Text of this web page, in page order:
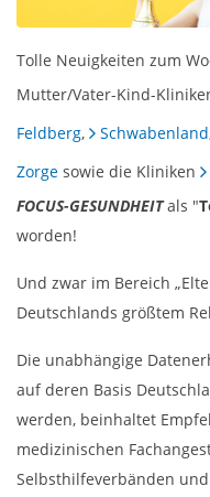
Tolle Neuigkeiten zum
Mutter/Vater-Kind-
Feldberg, Schwabenland
Zorge sowie die Kliniken
FOCUS-GESUNDHEITals "
worden!
Und zwar im Bereich
Deutschlands größtem
Die unabhängige
auf deren Basis
werden, beinhaltet
medizinischen
Selbsthilfeverbänden